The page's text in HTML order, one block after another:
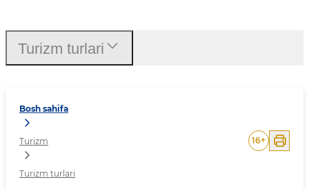
Bosh sahifa
Turizm
Turizm turlari
16+
Turizm turlari